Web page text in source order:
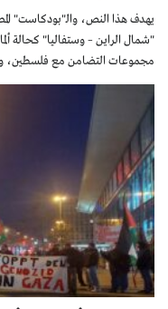
يهدف هذا النص، والـ"بودكاست"
"شمال الراين – وستفاليا" كحالة
مجموعات التضامن مع فلسطين،